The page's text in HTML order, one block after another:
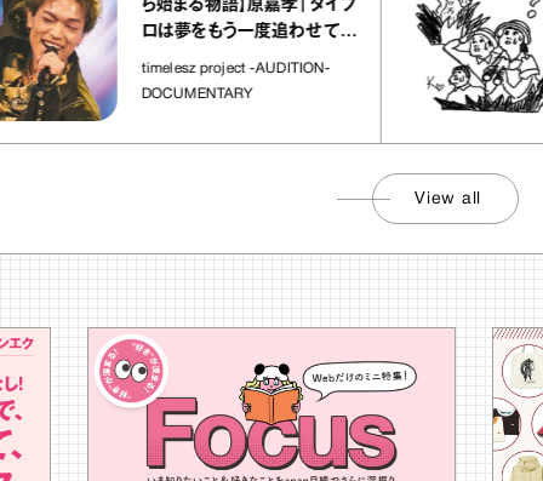
ら始まる物語】原嘉孝「タイプ
ロは夢をもう一度追わせてく
れた場所」
timelesz project -AUDITION-
DOCUMENTARY
View all